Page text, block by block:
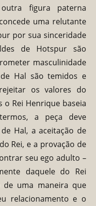
figura paterna
uma relutante
por sua sinceridade
de Hotspur são
masculinidade
Hal são temidos e
os valores do
o Rei Henrique baseia
a peça deve
Hal, a aceitação de
Rei, e a provação de
seu ego adulto –
daquele do Rei
de uma maneira que
relacionamento e o